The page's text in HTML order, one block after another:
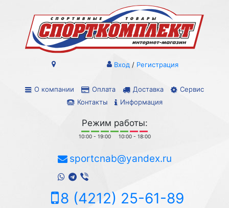
О компании Оплата Доставка
Сервис
Контакты
Информация
Вход / Регистрация
Режим работы:
10:00 - 19:00 10:00 - 18:00
sportcnab@yandex.ru
8 (4212) 25-61-89